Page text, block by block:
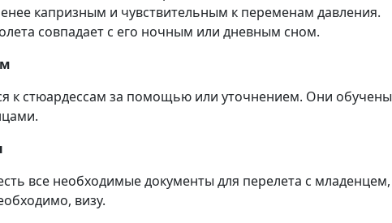
капризным и чувствительным к переменам давления.
совпадает с его ночным или дневным сном.
к стюардессам за помощью или уточнением. Они обучены
все необходимые документы для перелета с младенцем,
визу.